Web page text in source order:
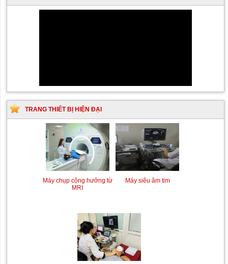
TRANG THIẾT BỊ HIỆN ĐẠI
Máy chụp cộng hưởng từ
Siêu âm Doppler xuyên
sọ
Máy siêu âm tim
Kỹ thuật chụp mạch máu